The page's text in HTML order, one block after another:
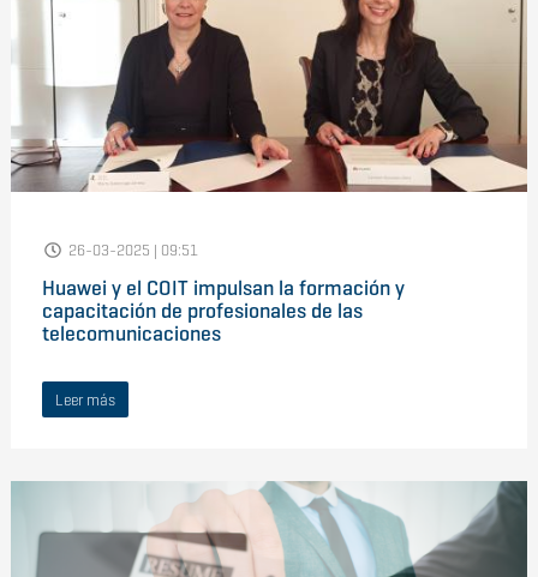
26-03-2025 | 09:51
Huawei y el COIT impulsan la formación y
capacitación de profesionales de las
telecomunicaciones
Leer más